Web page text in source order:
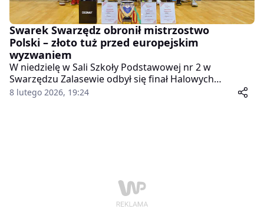
Swarek Swarzędz obronił mistrzostwo
Polski – złoto tuż przed europejskim
wyzwaniem
W niedzielę w Sali Szkoły Podstawowej nr 2 w
Swarzędzu Zalasewie odbył się finał Halowych
Mistrzostw Polski kobiet w hokeju na trawie. Po
8 lutego 2026, 19:24